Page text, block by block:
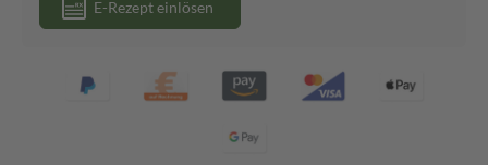
E-Rezept einlösen